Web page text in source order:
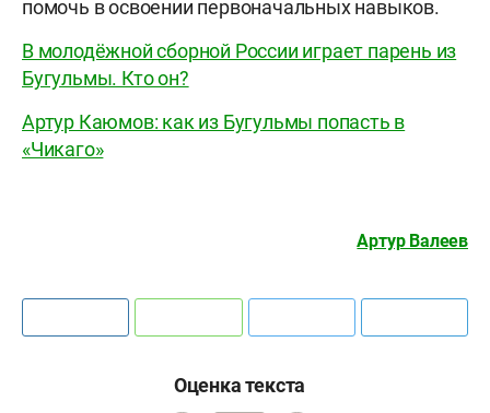
помочь в освоении первоначальных навыков.
В молодёжной сборной России играет парень из
Бугульмы. Кто он?
Артур Каюмов: как из Бугульмы попасть в
«Чикаго»
Артур Валеев
Оценка текста